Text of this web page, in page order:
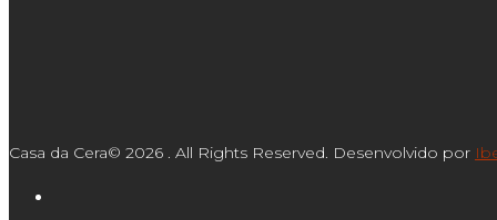
Casa da Cera© 2026 . All Rights Reserved. Desenvolvido por